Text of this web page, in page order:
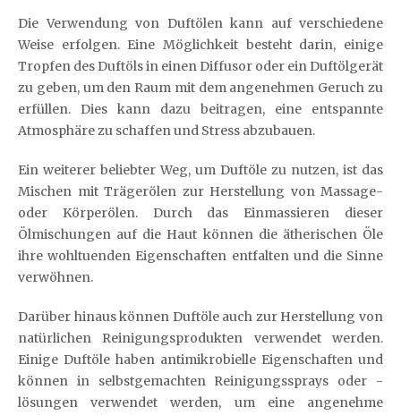
Die Verwendung von Duftölen kann auf verschiedene
Weise erfolgen. Eine Möglichkeit besteht darin, einige
Tropfen des Duftöls in einen Diffusor oder ein Duftölgerät
zu geben, um den Raum mit dem angenehmen Geruch zu
erfüllen. Dies kann dazu beitragen, eine entspannte
Atmosphäre zu schaffen und Stress abzubauen.
Ein weiterer beliebter Weg, um Duftöle zu nutzen, ist das
Mischen mit Trägerölen zur Herstellung von Massage-
oder Körperölen. Durch das Einmassieren dieser
Ölmischungen auf die Haut können die ätherischen Öle
ihre wohltuenden Eigenschaften entfalten und die Sinne
verwöhnen.
Darüber hinaus können Duftöle auch zur Herstellung von
natürlichen Reinigungsprodukten verwendet werden.
Einige Duftöle haben antimikrobielle Eigenschaften und
können in selbstgemachten Reinigungssprays oder -
lösungen verwendet werden, um eine angenehme